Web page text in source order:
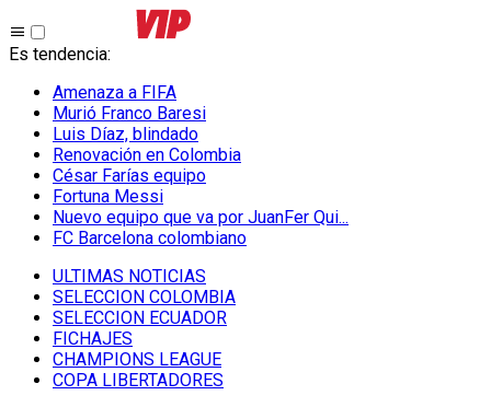
Es tendencia:
Amenaza a FIFA
Murió Franco Baresi
Luis Díaz, blindado
Renovación en Colombia
César Farías equipo
Fortuna Messi
Nuevo equipo que va por JuanFer Qui...
FC Barcelona colombiano
ULTIMAS NOTICIAS
SELECCION COLOMBIA
SELECCION ECUADOR
FICHAJES
CHAMPIONS LEAGUE
COPA LIBERTADORES